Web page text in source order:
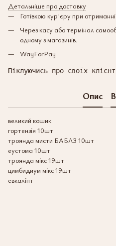
Детальніше про доставку
Готівкою кур'єру при отриманні.
Через касу або термінал
одному з магазинів.
WayForPay
Піклуючись про своїх
Опис
великий кошик
гортензія 10шт
троянда мисти БАБЛЗ 10шт
еустома 10шт
троянда мікс 19шт
цимбидиум мікс 19шт
евкаліпт